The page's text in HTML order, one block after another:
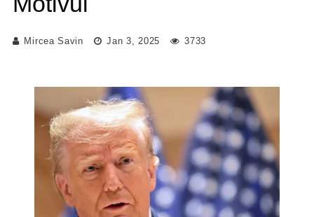
Mircea Savin Jan 3, 2025 3733